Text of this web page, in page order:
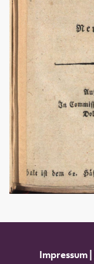
Impressum|